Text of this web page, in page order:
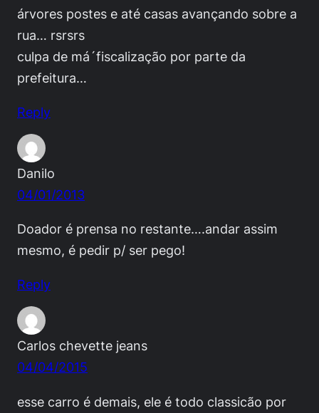
árvores postes e até casas avançando sobre a
rua… rsrsrs
culpa de má´fiscalização por parte da
prefeitura…
Reply
Danilo
04/01/2013
Doador é prensa no restante….andar assim
mesmo, é pedir p/ ser pego!
Reply
Carlos chevette jeans
04/04/2015
esse carro é demais, ele é todo classicão por